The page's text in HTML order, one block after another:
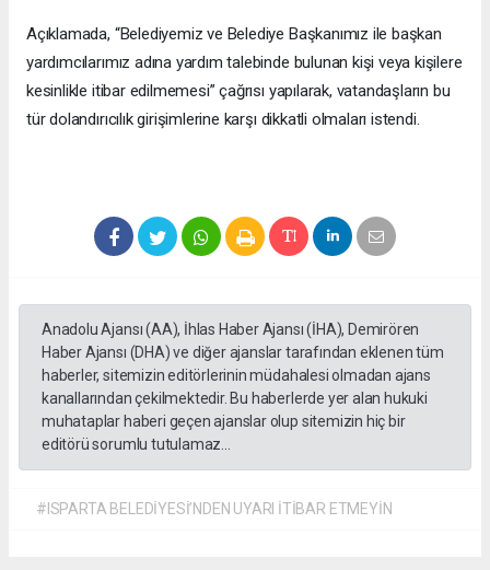
Açıklamada, “Belediyemiz ve Belediye Başkanımız ile başkan
yardımcılarımız adına yardım talebinde bulunan kişi veya kişilere
kesinlikle itibar edilmemesi” çağrısı yapılarak, vatandaşların bu
tür dolandırıcılık girişimlerine karşı dikkatli olmaları istendi.
Anadolu Ajansı (AA), İhlas Haber Ajansı (İHA), Demirören
Haber Ajansı (DHA) ve diğer ajanslar tarafından eklenen tüm
haberler, sitemizin editörlerinin müdahalesi olmadan ajans
kanallarından çekilmektedir. Bu haberlerde yer alan hukuki
muhataplar haberi geçen ajanslar olup sitemizin hiç bir
editörü sorumlu tutulamaz...
#ISPARTA BELEDİYESİ’NDEN UYARI İTİBAR ETMEYİN